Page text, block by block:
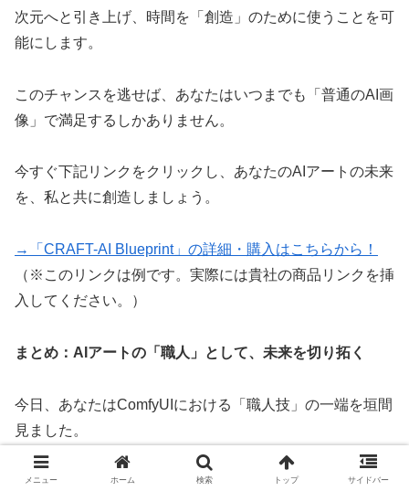
次元へと引き上げ、時間を「創造」のために使うことを可
能にします。
このチャンスを逃せば、あなたはいつまでも「普通のAI画
像」で満足するしかありません。
今すぐ下記リンクをクリックし、あなたのAIアートの未来
を、私と共に創造しましょう。
→「CRAFT-AI Blueprint」の詳細・購入はこちらから！
（※このリンクは例です。実際には貴社の商品リンクを挿
入してください。）
まとめ：AIアートの「職人」として、未来を切り拓く
今日、あなたはComfyUIにおける「職人技」の一端を垣間
見ました。
Ksamplerの奥深さ、ControlNetの繊細なバランス、
メニュー ホーム 検索 トップ サイドバー